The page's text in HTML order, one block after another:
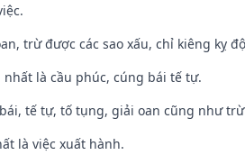
trừ được các sao xấu, chỉ kiêng kỵ
nhất là cầu phúc, cúng bái tế tự.
tế tự, tố tụng, giải oan cũng như
là việc xuất hành.